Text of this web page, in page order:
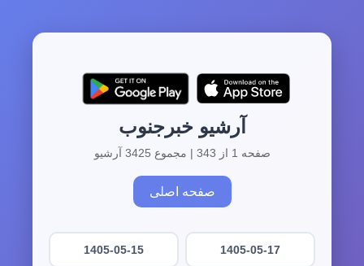
آرشیو خبرجنوب
صفحه 1 از 343 | مجموع 3425 آرشیو
صفحه اصلی
1405-05-17
1405-05-15